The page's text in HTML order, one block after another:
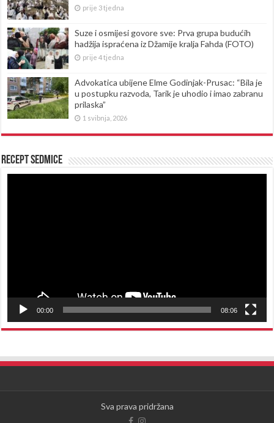
prije 3 tjedna
Suze i osmijesi govore sve: Prva grupa budućih
hadžija ispraćena iz Džamije kralja Fahda (FOTO)
prije 4 tjedna
Advokatica ubijene Elme Godinjak-Prusac: “Bila je
u postupku razvoda, Tarik je uhodio i imao zabranu
prilaska”
1 svibnja, 2026
Recept sedmice
00:00 08:06
Sva prava pridržana